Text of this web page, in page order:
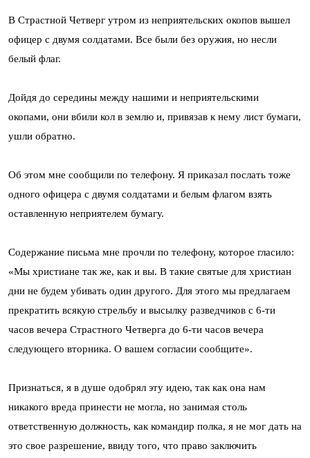
В Страстной Четверг утром из неприятельских окопов вышел
офицер с двумя солдатами. Все были без оружия, но несли
белый флаг.
Дойдя до середины между нашими и неприятельскими
окопами, они вбили кол в землю и, привязав к нему лист бумаги,
ушли обратно.
Об этом мне сообщили по телефону. Я приказал послать тоже
одного офицера с двумя солдатами и белым флагом взять
оставленную неприятелем бумагу.
Содержание письма мне прочли по телефону, которое гласило:
«Мы христиане так же, как и вы. В такие святые для христиан
дни не будем убивать один другого. Для этого мы предлагаем
прекратить всякую стрельбу и высылку разведчиков с 6-ти
часов вечера Страстного Четверга до 6-ти часов вечера
следующего вторника. О вашем согласии сообщите».
Признаться, я в душе одобрял эту идею, так как она нам
никакого вреда принести не могла, но занимая столь
ответственную должность, как командир полка, я не мог дать на
это свое разрешение, ввиду того, что право заключить